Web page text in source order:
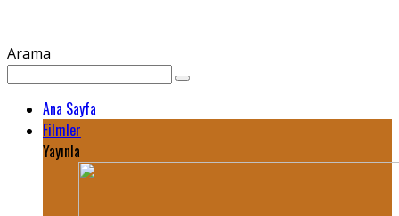
Arama
Ana Sayfa
Filmler
Yayınla